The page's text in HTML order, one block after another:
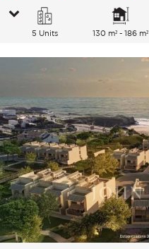
5 Units 130 m² - 186 m²